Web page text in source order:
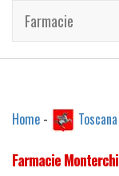
Farmacie
Home - Toscana
Farmacie Monterchi